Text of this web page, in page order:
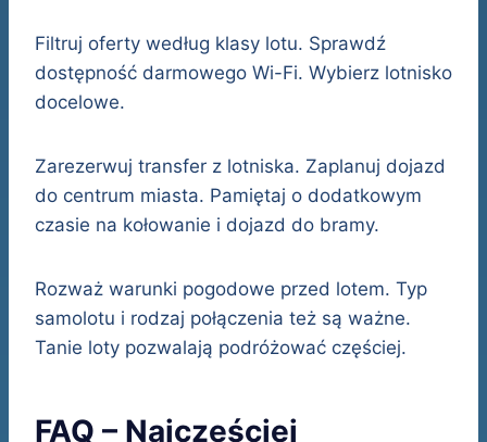
Filtruj oferty według klasy lotu. Sprawdź
dostępność darmowego Wi-Fi. Wybierz lotnisko
docelowe.
Zarezerwuj transfer z lotniska. Zaplanuj dojazd
do centrum miasta. Pamiętaj o dodatkowym
czasie na kołowanie i dojazd do bramy.
Rozważ warunki pogodowe przed lotem. Typ
samolotu i rodzaj połączenia też są ważne.
Tanie loty pozwalają podróżować częściej.
FAQ – Najczęściej